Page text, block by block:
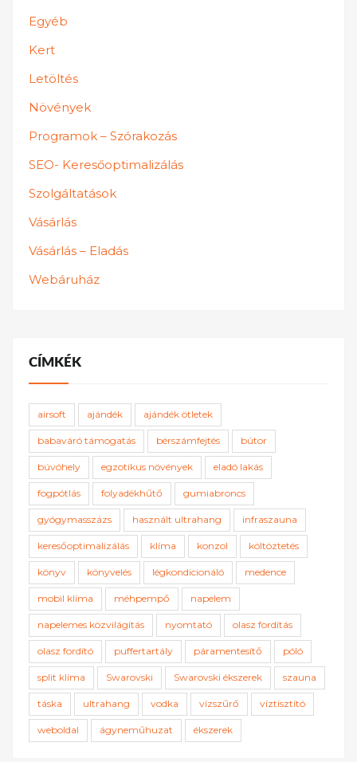
Egyéb
Kert
Letöltés
Növények
Programok – Szórakozás
SEO- Keresőoptimalizálás
Szolgáltatások
Vásárlás
Vásárlás – Eladás
Webáruház
CÍMKÉK
airsoft ajándék ajándék ötletek
babaváró támogatás bérszámfejtés bútor
búvóhely egzotikus növények eladó lakás
fogpótlás folyadékhűtő gumiabroncs
gyógymasszázs használt ultrahang infraszauna
keresőoptimalizálás klíma konzol költöztetés
könyv könyvelés légkondicionáló medence
mobil klíma méhpempő napelem
napelemes közvilágítás nyomtató olasz fordítás
olasz fordító puffertartály páramentesítő póló
split klíma Swarovski Swarovski ékszerek szauna
táska ultrahang vodka vízszűrő víztisztító
weboldal ágyneműhuzat ékszerek